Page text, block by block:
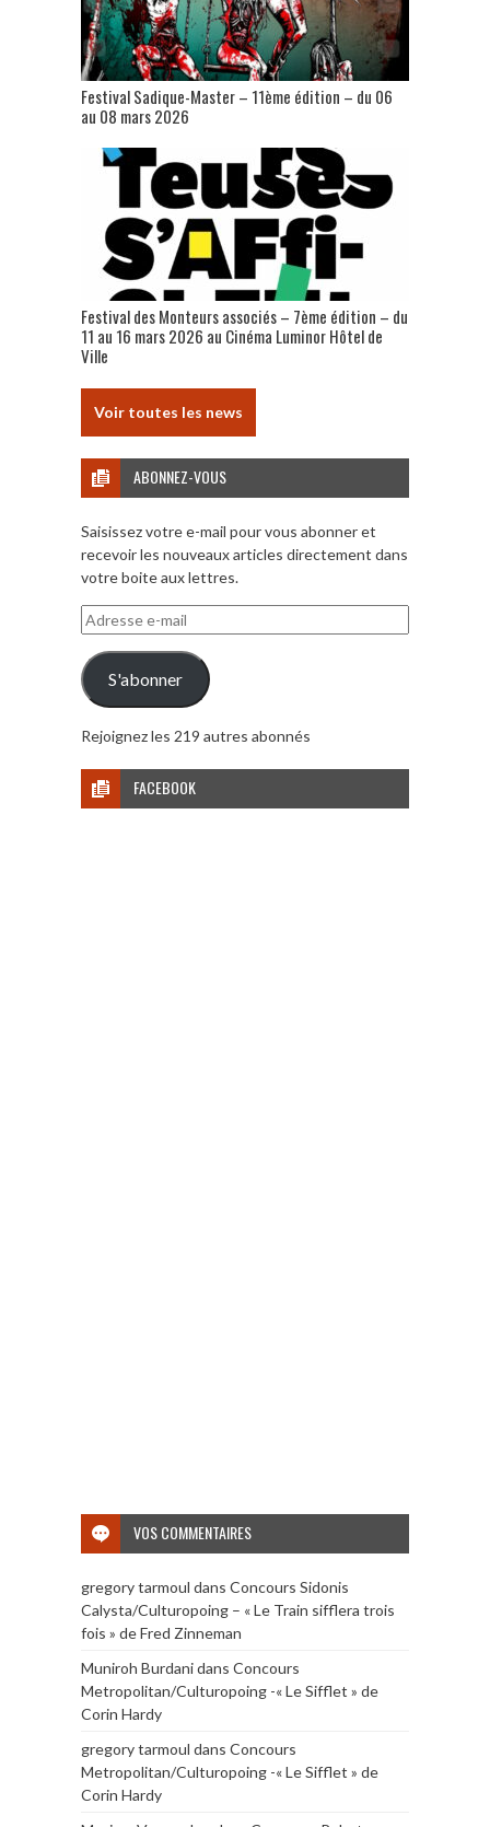
Festival Sadique-Master – 11ème édition – du 06
au 08 mars 2026
Festival des Monteurs associés – 7ème édition – du
11 au 16 mars 2026 au Cinéma Luminor Hôtel de
Ville
Voir toutes les news
ABONNEZ-VOUS
Saisissez votre e-mail pour vous abonner et
recevoir les nouveaux articles directement dans
votre boite aux lettres.
Adresse
e-
mail
S'abonner
Rejoignez les 219 autres abonnés
FACEBOOK
VOS COMMENTAIRES
gregory tarmoul dans Concours Sidonis
Calysta/Culturopoing – « Le Train sifflera trois
fois » de Fred Zinneman
Muniroh Burdanidans Concours
Metropolitan/Culturopoing -« Le Sifflet » de
Corin Hardy
gregory tarmoul dans Concours
Metropolitan/Culturopoing -« Le Sifflet » de
Corin Hardy